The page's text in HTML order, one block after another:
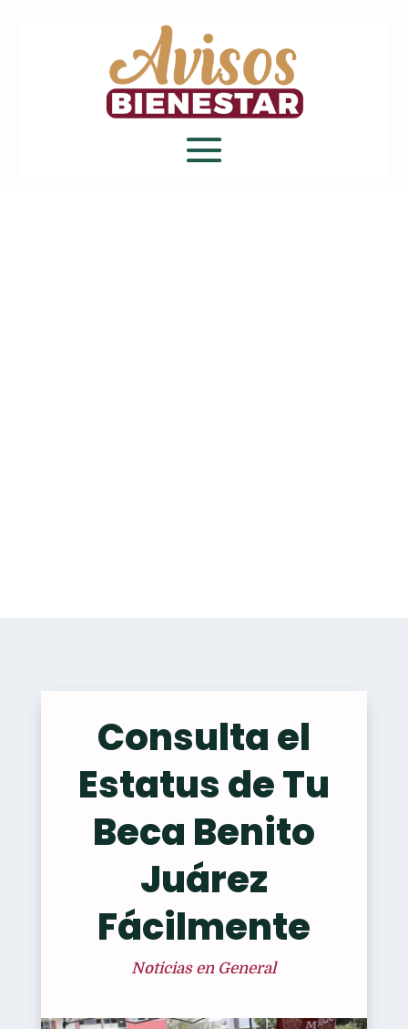
Consulta el
Estatus de Tu
Beca Benito
Juárez
Fácilmente
Noticias en General